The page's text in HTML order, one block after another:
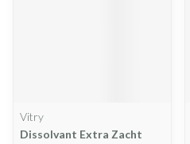
Vitry
Dissolvant Extra Zacht